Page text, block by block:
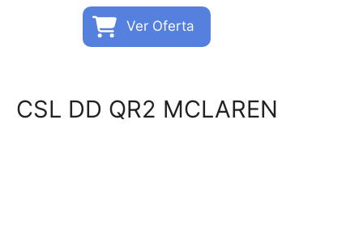
Ver Oferta
CSL DD QR2 MCLAREN